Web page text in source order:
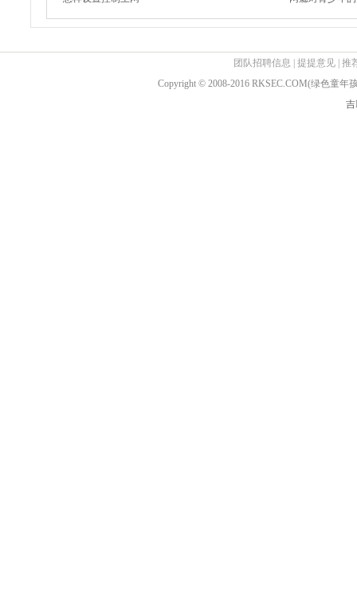
团队招聘信息 提提意见 推
Copyright © 2008-2016 RKSEC.COM(绿色童年
吉